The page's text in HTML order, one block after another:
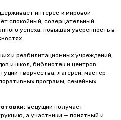
интерес к мировой
спокойный, созерцательный
успеха, повышая уверенность в
и реабилитационных учреждений,
и школ, библиотек и центров
творчества, лагерей, мастер-
программ, семейных
ведущий получает
а участники — понятный и